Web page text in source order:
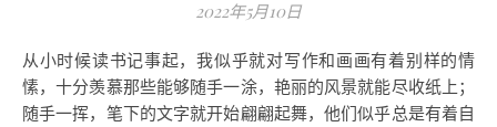
2022年5月10日
从小时候读书记事起，我似乎就对写作和画画有着别样的情
愫，十分羡慕那些能够随手一涂，艳丽的风景就能尽收纸上；
随手一挥，笔下的文字就开始翩翩起舞，他们似乎总是有着自